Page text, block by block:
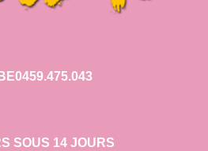
SOUS 14 JOURS